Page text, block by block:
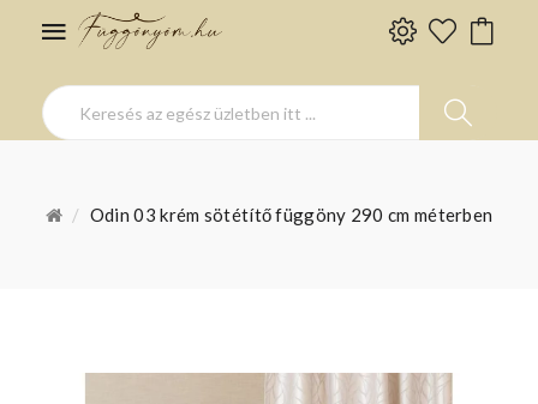
Odin 03 krém sötétítő függöny 290 cm méterben